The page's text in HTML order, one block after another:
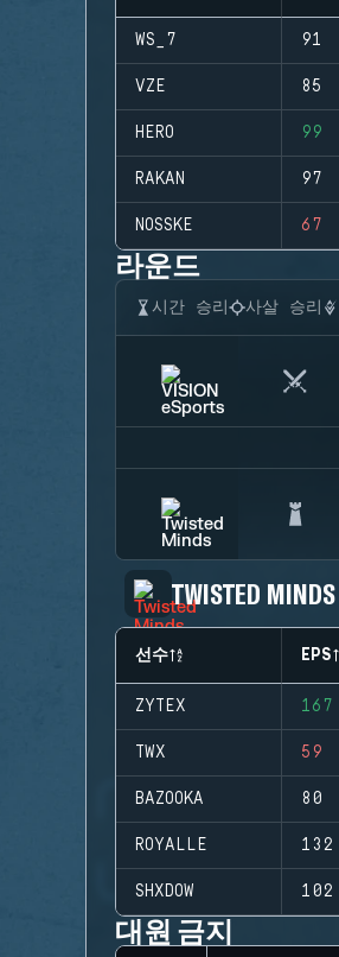
WS_7 91
VZE 85
HERO 99
RAKAN 97
NOSSKE 67
라운드
시간 승리 사살 승리
TWISTED MINDS
선수 EPS
ZYTEX 167
TWX 59
BAZOOKA 80
ROYALLE 132
SHXDOW 102
대원 금지